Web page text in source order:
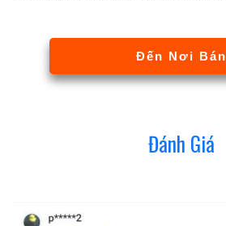
Đến Nơi Bán
Đánh Giá